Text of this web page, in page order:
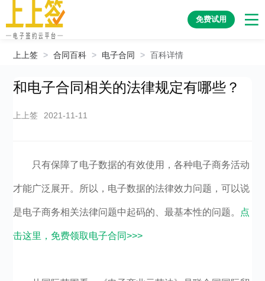
免费试用
上上签 > 合同百科 > 电子合同 > 百科详情
和电子合同相关的法律规定有哪些？
上上签 2021-11-11
只有保障了电子数据的有效使用，各种电子商务活动
才能广泛展开。所以，电子数据的法律效力问题，可以说
是电子商务相关法律问题中起码的、最基本性的问题。 点
击这里，免费领取电子合同>>>